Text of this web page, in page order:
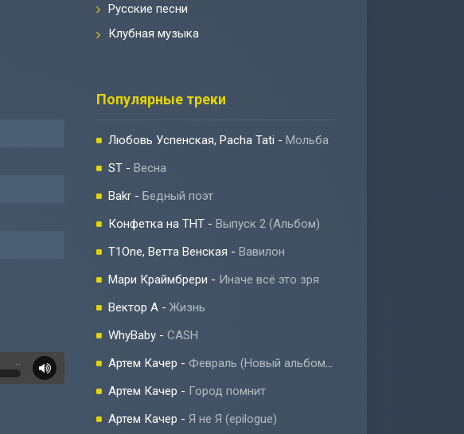
…
Русские песни
Клубная музыка
Популярные треки
Любовь Успенская, Pacha Tati - Мольба
ST - Весна
Bakr - Бедный поэт
Конфетка на ТНТ - Выпуск 2 (Альбом)
T1One, Ветта Венская - Вавилон
Мари Краймбрери - Иначе всё это зря
Вектор А - Жизнь
WhyBaby - CASH
Артем Качер - Февраль (Новый альбом 2023)
Артем Качер - Город помнит
Артем Качер - Я не Я (epilogue)